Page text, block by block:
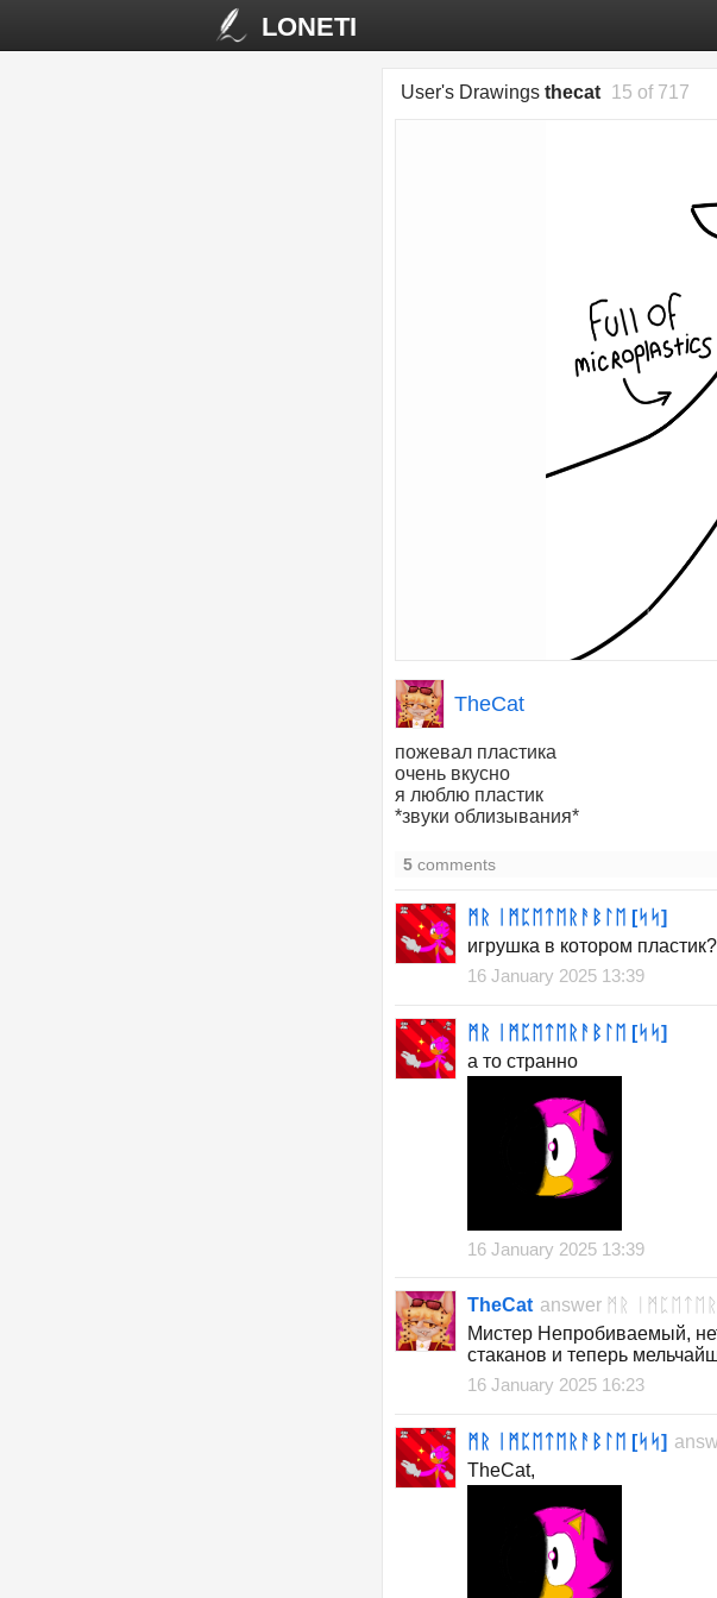
LONETI
User's Drawings thecat 15 of 717
TheCat
пожевал пластика
очень вкусно
я люблю пластик
*звуки облизывания*
5 comments
ᛗᚱ ᛁᛗᛈᛖᛏᛖᚱᚨᛒᛚᛖ [ᛋᛋ]
игрушка в котором пластик?
16 January 2025 13:39
ᛗᚱ ᛁᛗᛈᛖᛏᛖᚱᚨᛒᛚᛖ [ᛋᛋ]
а то странно
16 January 2025 13:39
TheCat answer ᛗᚱ
Мистер Непробиваемый,
стаканов и теперь
16 January 2025 16:23
ᛗᚱ ᛁᛗᛈᛖᛏᛖᚱᚨᛒᛚᛖ [ᛋᛋ]
TheСat,